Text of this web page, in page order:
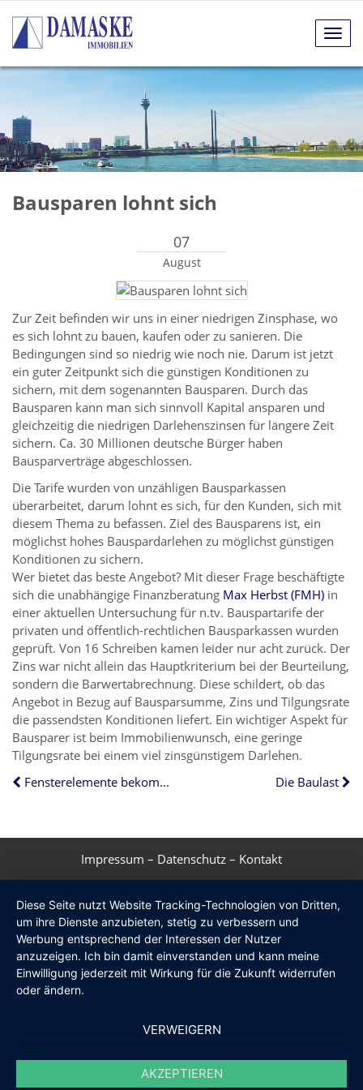
Bausparen lohnt sich
07
August
Zur Zeit befinden wir uns in einer niedrigen Zinsphase, wo
es sich lohnt zu bauen, kaufen oder zu sanieren. Die
Bedingungen sind so niedrig wie noch nie. Darum ist jetzt
ein guter Zeitpunkt sich die günstigen Konditionen zu
sichern, mit dem sogenannten Bausparen. Durch das
Bausparen kann man sich sinnvoll Kapital ansparen und
gleichzeitig die niedrigen Darlehenszinsen für längere Zeit
sichern. Ca. 30 Millionen deutsche Bürger haben
Bausparverträge abgeschlossen.
Die Tarife wurden von unzähligen Bausparkassen
überarbeitet, darum lohnt es sich, für den Kunden, sich mit
diesem Thema zu befassen. Ziel des Bausparens ist, ein
möglichst hohes Bauspardarlehen zu möglichst günstigen
Konditionen zu sichern.
Wer bietet das beste Angebot? Mit dieser Frage beschäftigte
sich die unabhängige Finanzberatung Max Herbst (FMH) in
einer aktuellen Untersuchung für n.tv. Bauspartarife der
privaten und öffentlich-rechtlichen Bausparkassen wurden
geprüft. Von 16 Schreiben kamen leider nur acht zurück. Der
Zins war nicht allein das Hauptkriterium bei der Beurteilung,
sondern die Barwertabrechnung. Diese schildert, ob das
Angebot in Bezug auf Bausparsumme, Zins und Tilgungsrate
die passendsten Konditionen liefert. Ein wichtiger Aspekt für
Bausparer ist beim Immobilienwunsch, eine geringe
Tilgungsrate bei einem viel zinsgünstigem Darlehen.
Fensterelemente bekommen hohe Ansprüche
Die Baulast
Impressum – Datenschutz – Kontakt
Diese Seite nutzt Website Tracking-Technologien von Dritten,
um ihre Dienste anzubieten, stetig zu verbessern und
Werbung entsprechend der Interessen der Nutzer
anzuzeigen. Ich bin damit einverstanden und kann meine
Einwilligung jederzeit mit Wirkung für die Zukunft widerrufen
oder ändern.
VERWEIGERN
AKZEPTIEREN